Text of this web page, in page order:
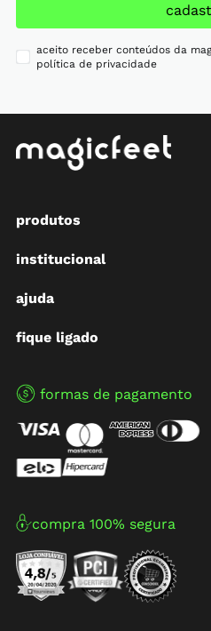
aceito receber conteúdos da
política de privacidade
produtos
institucional
ajuda
fique ligado
formas de pagamento
compra 100% segura